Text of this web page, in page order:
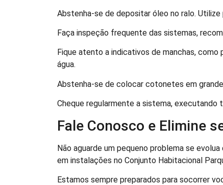
Abstenha-se de depositar óleo no ralo.
Faça inspeção frequente das sistemas,
Fique atento a indicativos de manchas,
água.
Abstenha-se de colocar cotonetes em
Cheque regularmente a sistema, executando
Fale Conosco e Elimine
Não aguarde um pequeno problema se
em instalações no Conjunto Habitacional
Estamos sempre preparados para socorrer